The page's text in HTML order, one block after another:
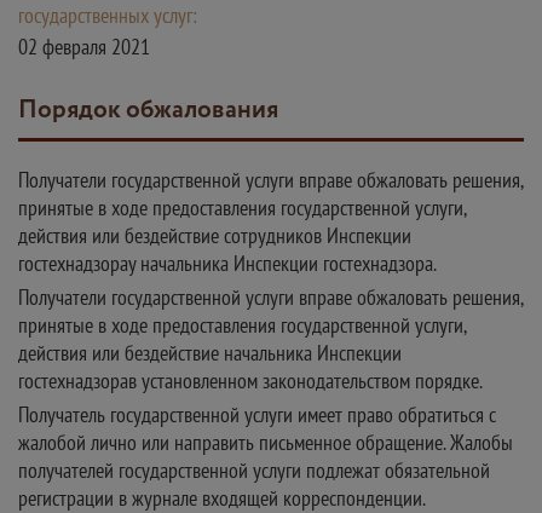
государственных услуг:
02 февраля 2021
Порядок обжалования
Получатели государственной услуги вправе обжаловать решения,
принятые в ходе предоставления государственной услуги,
действия или бездействие сотрудников Инспекции
гостехнадзорау начальника Инспекции гостехнадзора.
Получатели государственной услуги вправе обжаловать решения,
принятые в ходе предоставления государственной услуги,
действия или бездействие начальника Инспекции
гостехнадзорав установленном законодательством порядке.
Получатель государственной услуги имеет право обратиться с
жалобой лично или направить письменное обращение. Жалобы
получателей государственной услуги подлежат обязательной
регистрации в журнале входящей корреспонденции.